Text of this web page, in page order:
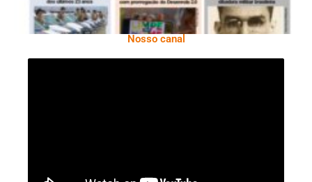
Nosso canal